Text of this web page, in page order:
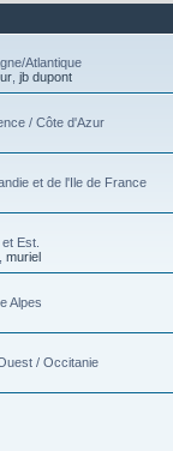
Atlantique
jb dupont
/ Côte d'Azur
et de l'Ile de France
Est.
muriel
Alpes
/ Occitanie